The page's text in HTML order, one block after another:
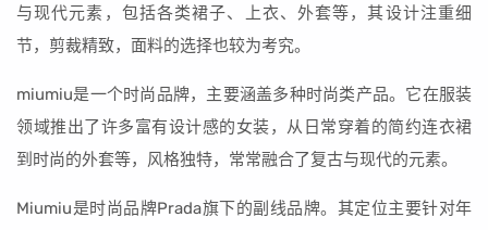
与现代元素，包括各类裙子、上衣、外套等，其设计注重细
节，剪裁精致，面料的选择也较为考究。
miumiu是一个时尚品牌，主要涵盖多种时尚类产品。它在服装
领域推出了许多富有设计感的女装，从日常穿着的简约连衣裙
到时尚的外套等，风格独特，常常融合了复古与现代的元素。
Miumiu是时尚品牌Prada旗下的副线品牌。其定位主要针对年